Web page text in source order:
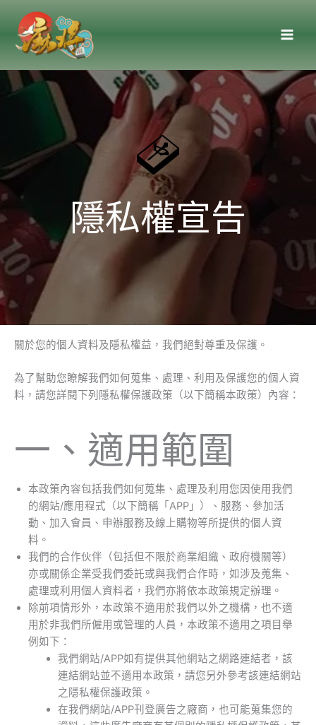
內
隱私權宣告
關於您的個人資料及隱私權益，我們絕對尊重及保護。
為了幫助您瞭解我們如何蒐集、處理、利用及保護您的個人資
料，請您詳閱下列隱私權保護政策（以下簡稱本政策）內容：
一、適用範圍
本政策內容包括我們如何蒐集、處理及利用您因使用我們
的網站/應用程式（以下簡稱「APP」）、服務、參加活
動、加入會員、申辦服務及線上購物等所提供的個人資
料。
我們的合作伙伴（包括但不限於商業組織、政府機關等）
亦或關係企業受我們委託或與我們合作時，如涉及蒐集、
處理或利用個人資料者，我們亦將依本政策規定辦理。
除前項情形外，本政策不適用於我們以外之機構，也不適
用於非我們所僱用或管理的人員，本政策不適用之項目舉
例如下：
我們網站/APP如有提供其他網站之網路連結者，該
連結網站並不適用本政策，請您另外參考該連結網站
之隱私權保護政策。
在我們網站/APP刊登廣告之廠商，也可能蒐集您的